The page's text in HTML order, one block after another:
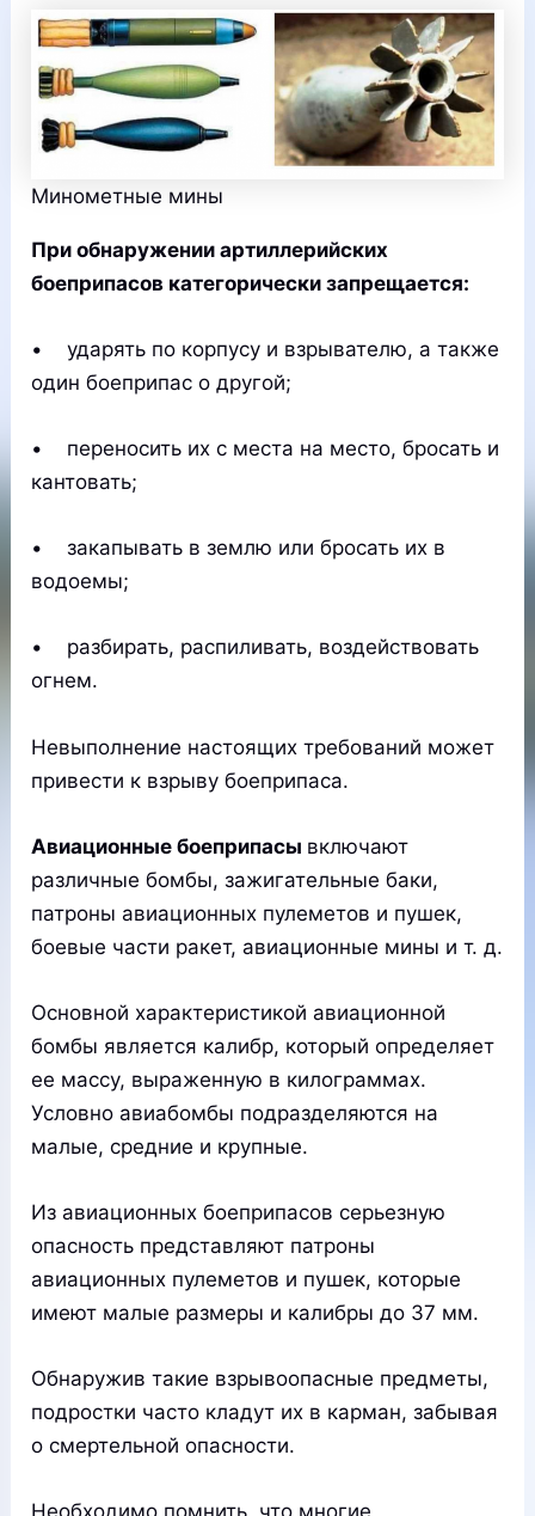
Минометные мины
При обнаружении артиллерийских
боеприпасов категорически запрещается:
• ударять по корпусу и взрывателю, а также
один боеприпас о другой;
• переносить их с места на место, бросать и
кантовать;
• закапывать в землю или бросать их в
водоемы;
• разбирать, распиливать, воздействовать
огнем.
Невыполнение настоящих требований может
привести к взрыву боеприпаса.
Авиационные боеприпасы включают
различные бомбы, зажигательные баки,
патроны авиационных пулеметов и пушек,
боевые части ракет, авиационные мины и т. д.
Основной характеристикой авиационной
бомбы является калибр, который определяет
ее массу, выраженную в килограммах.
Условно авиабомбы подразделяются на
малые, средние и крупные.
Из авиационных боеприпасов серьезную
опасность представляют патроны
авиационных пулеметов и пушек, которые
имеют малые размеры и калибры до 37 мм.
Обнаружив такие взрывоопасные предметы,
подростки часто кладут их в карман, забывая
о смертельной опасности.